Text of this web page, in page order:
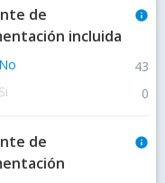
de
incluida
info
No 43
Si 0
de
info